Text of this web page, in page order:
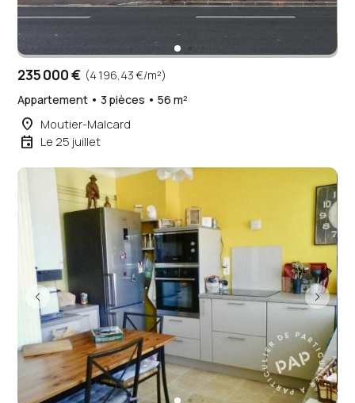
235 000 € (4 196,43 €/m²)
Appartement • 3 pièces • 56 m²
place Moutier-Malcard
event Le 25 juillet